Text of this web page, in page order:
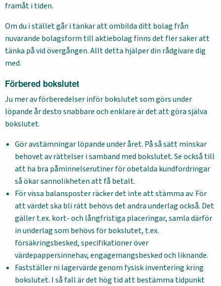
framåt i tiden.
Om du i stället går i tankar att ombilda ditt bolag från
nuvarande bolagsform till aktiebolag finns det fler saker att
tänka på vid övergången. Allt detta hjälper din rådgivare dig
med.
Förbered bokslutet
Ju mer av förberedelser inför bokslutet som görs under
löpande år desto snabbare och enklare är det att göra själva
bokslutet.
Gör avstämningar löpande under året. På så sätt minskar
behovet av rättelser i samband med bokslutet. Se också till
att ha bra påminnelserutiner för obetalda kundfordringar
så ökar sannolikheten att få betalt.
För vissa balansposter räcker det inte att stämma av. För
att värdet ska bli rätt behövs det andra underlag också. Det
gäller t.ex. kort- och långfristiga placeringar, samla därför
in underlag som behövs för bokslutet, t.ex.
försäkringsbesked, specifikationer över
värdepappersinnehav, engagemangsbesked och liknande.
Fastställer ni lagervärde genom fysisk inventering kring
bokslutet. I så fall är det hög tid att bestämma tidpunkt